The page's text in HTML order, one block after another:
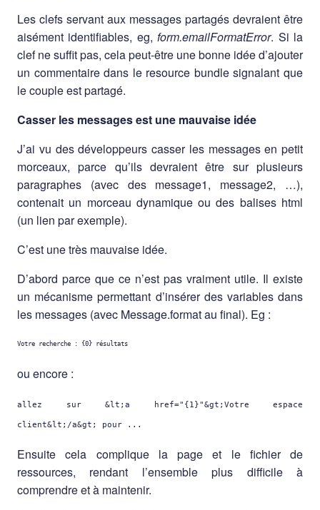
Les clefs servant aux messages partagés devraient être
aisément identifiables, eg,form.emailFormatError. Si la
clef ne suffit pas, cela peut-être une bonne idée d’ajouter
un commentaire dans le resource bundle signalant que
le couple est partagé.
Casser les messages est une mauvaise idée
J’ai vu des développeurs casser les messages en petit
morceaux, parce qu’ils devraient être sur plusieurs
paragraphes (avec des message1, message2, …),
contenait un morceau dynamique ou des balises html
(un lien par exemple).
C’est une très mauvaise idée.
D’abord parce que ce n’est pas vraiment utile. Il existe
un mécanisme permettant d’insérer des variables dans
les messages (avec Message.format au final). Eg :
ou encore :
allez sur &lt;a href="{1}"&gt;Votre espace
client&lt;/a&gt; pour ...
Ensuite cela complique la page et le fichier de
ressources, rendant l’ensemble plus difficile à
comprendre et à maintenir.